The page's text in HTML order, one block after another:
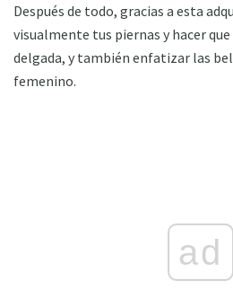
Después de todo, gracias a esta
visualmente tus piernas y hacer
delgada, y también enfatizar las
femenino.
ad